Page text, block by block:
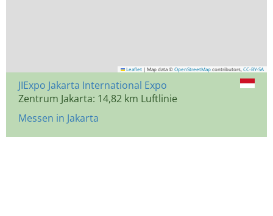
Leaflet | Map data © OpenStreetMap contributors, CC-BY-SA
JIExpo Jakarta International Expo
Zentrum Jakarta: 14,82 km Luftlinie
Messen in Jakarta